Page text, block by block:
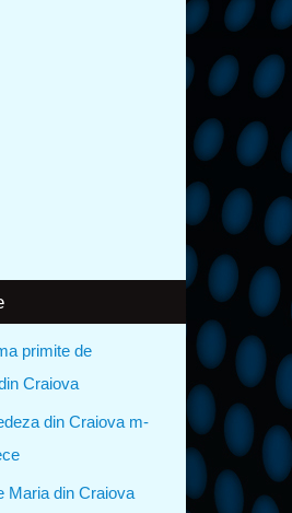
primite de
Craiova
din Craiova m-
Maria din Craiova